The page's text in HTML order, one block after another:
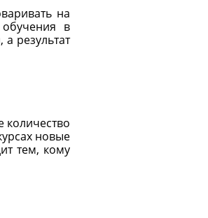
на
в
результат
количество
новые
тем, кому